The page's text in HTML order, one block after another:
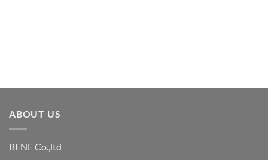
ABOUT US
BENE Co.,ltd